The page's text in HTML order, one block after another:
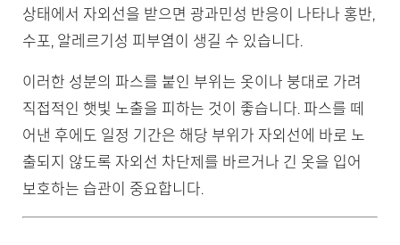
상태에서 자외선을 받으면 광과민성 반응이 나타나 홍반,
수포, 알레르기성 피부염이 생길 수 있습니다.
이러한 성분의 파스를 붙인 부위는 옷이나 붕대로 가려
직접적인 햇빛 노출을 피하는 것이 좋습니다. 파스를 떼
어낸 후에도 일정 기간은 해당 부위가 자외선에 바로 노
출되지 않도록 자외선 차단제를 바르거나 긴 옷을 입어
보호하는 습관이 중요합니다.